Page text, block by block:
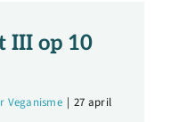
III op 10
Veganisme | 27 april